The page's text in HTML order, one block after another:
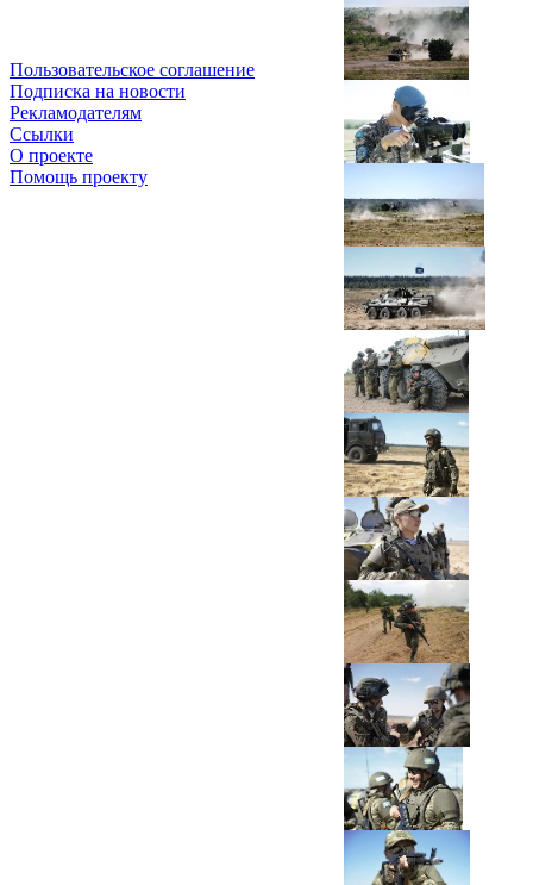
Пользовательское соглашение
Подписка на новости
Рекламодателям
Ссылки
О проекте
Помощь проекту